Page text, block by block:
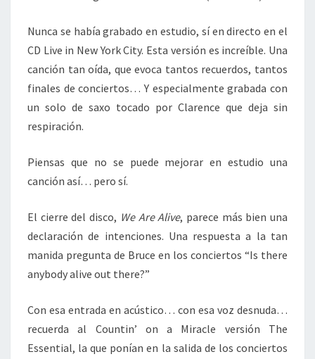
Nunca se había grabado en estudio, sí en directo en el
CD Live in New York City. Esta versión es increíble. Una
canción tan oída, que evoca tantos recuerdos, tantos
finales de conciertos… Y especialmente grabada con
un solo de saxo tocado por Clarence que deja sin
respiración.
Piensas que no se puede mejorar en estudio una
canción así… pero sí.
El cierre del disco, We Are Alive, parece más bien una
declaración de intenciones. Una respuesta a la tan
manida pregunta de Bruce en los conciertos “Is there
anybody alive out there?”
Con esa entrada en acústico… con esa voz desnuda…
recuerda al Countin’ on a Miracle versión The
Essential, la que ponían en la salida de los conciertos